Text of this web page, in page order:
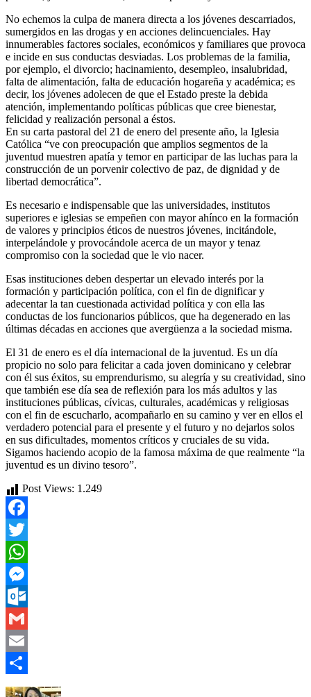
No echemos la culpa de manera directa a los jóvenes descarriados,
sumergidos en las drogas y en acciones delincuenciales. Hay
innumerables factores sociales, económicos y familiares que provoca
e incide en sus conductas desviadas. Los problemas de la familia,
por ejemplo, el divorcio; hacinamiento, desempleo, insalubridad,
falta de alimentación, falta de educación hogareña y académica; es
decir, los jóvenes adolecen de que el Estado preste la debida
atención, implementando políticas públicas que cree bienestar,
felicidad y realización personal a éstos.
En su carta pastoral del 21 de enero del presente año, la Iglesia
Católica “ve con preocupación que amplios segmentos de la
juventud muestren apatía y temor en participar de las luchas para la
construcción de un porvenir colectivo de paz, de dignidad y de
libertad democrática”.
Es necesario e indispensable que las universidades, institutos
superiores e iglesias se empeñen con mayor ahínco en la formación
de valores y principios éticos de nuestros jóvenes, incitándole,
interpelándole y provocándole acerca de un mayor y tenaz
compromiso con la sociedad que le vio nacer.
Esas instituciones deben despertar un elevado interés por la
formación y participación política, con el fin de dignificar y
adecentar la tan cuestionada actividad política y con ella las
conductas de los funcionarios públicos, que ha degenerado en las
últimas décadas en acciones que avergüenza a la sociedad misma.
El 31 de enero es el día internacional de la juventud. Es un día
propicio no solo para felicitar a cada joven dominicano y celebrar
con él sus éxitos, su emprendurismo, su alegría y su creatividad, sino
que también ese día sea de reflexión para los más adultos y las
instituciones públicas, cívicas, culturales, académicas y religiosas
con el fin de escucharlo, acompañarlo en su camino y ver en ellos el
verdadero potencial para el presente y el futuro y no dejarlos solos
en sus dificultades, momentos críticos y cruciales de su vida.
Sigamos haciendo acopio de la famosa máxima de que realmente “la
juventud es un divino tesoro”.
Post Views: 1.249
Facebook
Twitter
WhatsApp
Messenger
Outlook.com
Gmail
Email
Compartir